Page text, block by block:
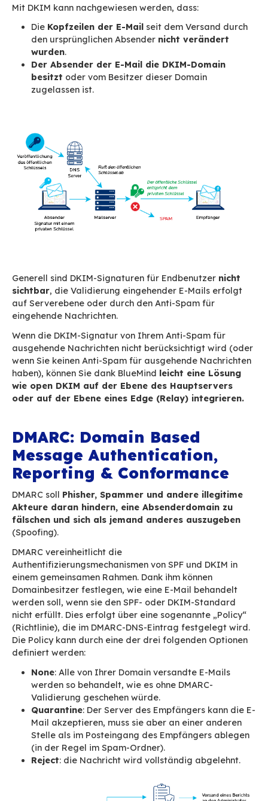
(Sender Rewriting Scheme) nicht hinzugefügt
Zur Information:SRS ist in BlueMindab
implementiert
SPF allein erweist sichschnell als
nicht verhindert, dass Ihr Domainname in den
Unzulänglichkeiten des SPF wurde DKIM
DKIM: Domain Keys
Identified Mail
Mit DKIM können Sie die versandten
gefälscht ist.
Der sendende Mailserver oder das System
von E-Mails (das ein Antispam-Programm sein
wenn die ausgehenden E-Mails durch ein
Programm geleitet werden) signiert die
einem privaten Schlüssel, der mit der
Senders verknüpft ist. Der öffentliche
wiederum im DNS-Server veröffentlicht,
Der Ziel-Mailserver (oder das
die signierte E-Mail und muss die Gültigkeit
Signatur feststellen. Hierfür ruft er den
Schlüssel der Absenderdomain ab und prüft,
die Gültigkeit der Nachricht bestätigt.
Dadurch wird sichergestellt, dass die
tatsächlich von den offiziellen Servern der
Absenderdomain ausgestellt wurde und dass
der Nachricht um dieursprüngliche,
Nachrichthandelt.
Mit DKIM kann nachgewiesen werden, dass:
DieKopfzeilen der E-Mailseit dem
den ursprünglichen Absender
wurden.
Der Absender der E-Mail die DKIM-
besitztoder vom Besitzer dieser Domain
zugelassen ist.